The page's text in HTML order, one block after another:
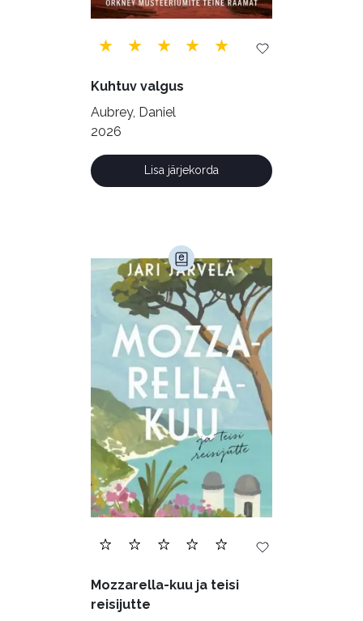
Ulme ja fantaasia (244)
Vabakasutus (423)
Õigus (22)
Kuhtuv valgus
Aubrey, Daniel
2026
Lisa järjekorda
Mozzarella-kuu ja teisi
reisijutte